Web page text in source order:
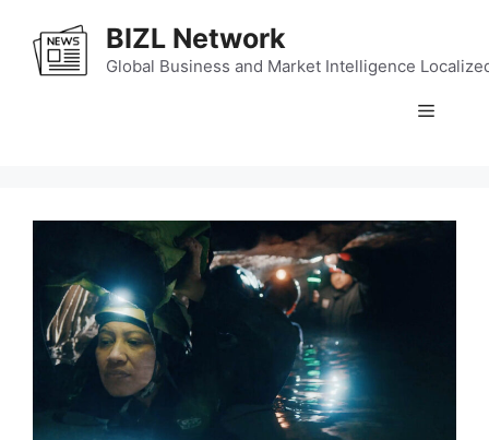
content
BIZL Network
Global Business and Market Intelligence
Menu